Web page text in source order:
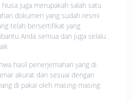
Nusa juga merupakah salah satu
dokumen yang sudah resmi
telah bersertifikat yang
Anda semua dan juga selalu
hasil penerjemahan yang di
akurat dan sesuai dengan
di pakai oleh masing-masing